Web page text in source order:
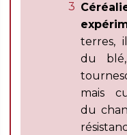
terres,
du
mais
du